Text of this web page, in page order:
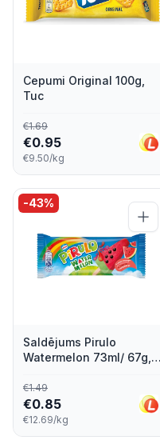
Cepumi Original 100g,
Tuc
€1.69
€0.95
€9.50/kg
-43%
Saldējums Pirulo
Watermelon 73ml/ 67g,
€1.49
€0.85
€12.69/kg